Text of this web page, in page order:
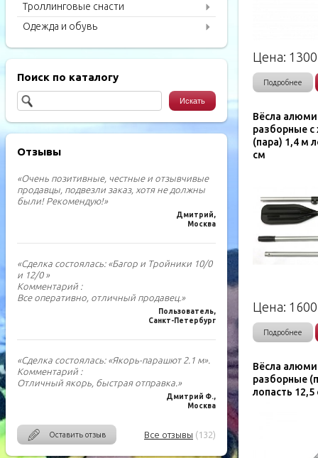
Троллинговые снасти
Одежда и обувь
Поиск по каталогу
Отзывы
«Очень позитивные, честные и отзывчивые
продавцы, подвезли заказ, хотя не должны
были! Рекомендую!»
Дмитрий,
Москва
«Сделка состоялась: «Багор и Тройники 10/0
и 12/0 »
Комментарий :
Все оперативно, отличный продавец.»
Пользователь,
Санкт-Петербург
«Сделка состоялась: «Якорь-парашют 2.1 м».
Комментарий :
Отличный якорь, быстрая отправка.»
Дмитрий Ф.,
Москва
Оставить отзыв Все отзывы (132)
Цена: 1300
Подробнее
Вёсла
разборные
(пара) 1,4 м
см
Цена: 1600
Подробнее
Вёсла
разборные
лопасть 12,5